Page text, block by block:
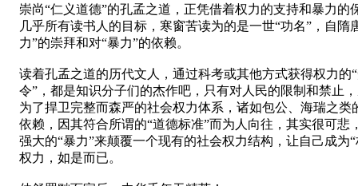
崇尚“仁义道德”的孔孟之道，正凭借着权力的支持和暴力
几乎所有读书人的目标，寒窗苦读为的是一世“功名”，自
力”的崇拜和对“暴力”的依赖。
读着孔孟之道的历代文人，通过科考或其他方式获得权力
令”，都是知识分子们的杰作吧，只有对人民的限制和禁止
为了捍卫完整而森严的社会权力体系，诸如包公、海瑞之
依赖，因其符合所谓的“道德标准”而为人向往，其实很可
强大的“暴力”来颠覆一个现有的社会权力结构，让自己成
权力，如是而已。